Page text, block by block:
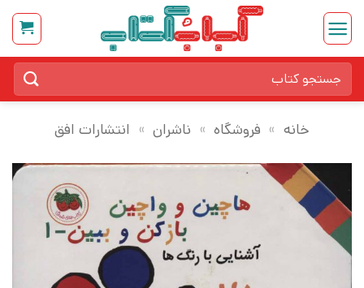
Skip
content
برای:
خانه » فروشگاه » ناشران » انتشارات افق